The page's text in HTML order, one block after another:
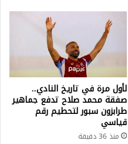
لأول مرة في تاريخ النادي..
صفقة محمد صلاح تدفع جماهير
طرابزون سبور لتحطيم رقم
قياسي
منذ 36 دقيقة